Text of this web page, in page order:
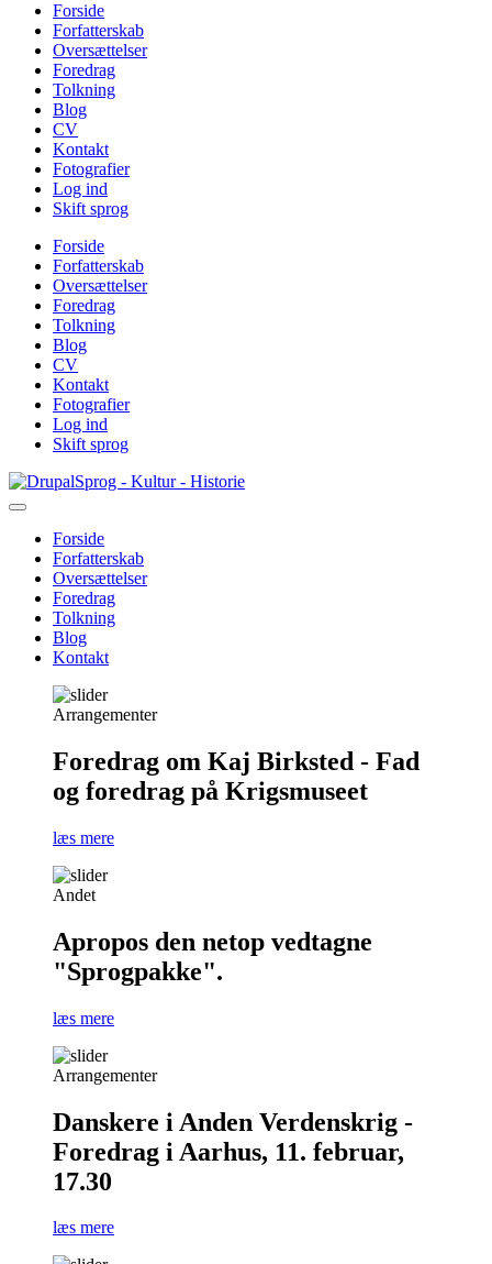
Forside
Forfatterskab
Oversættelser
Foredrag
Tolkning
Blog
CV
Kontakt
Fotografier
Log ind
Skift sprog
Forside
Forfatterskab
Oversættelser
Foredrag
Tolkning
Blog
CV
Kontakt
Fotografier
Log ind
Skift sprog
Gå
til
Sprog - Kultur - Historie
Primær
navigation
Forside
Forfatterskab
Oversættelser
Foredrag
Tolkning
Blog
Kontakt
Arrangementer
Foredrag om Kaj Birksted - Fad
og foredrag på Krigsmuseet
læs mere
Andet
Apropos den netop vedtagne
"Sprogpakke".
læs mere
Arrangementer
Danskere i Anden Verdenskrig -
Foredrag i Aarhus, 11. februar,
17.30
læs mere